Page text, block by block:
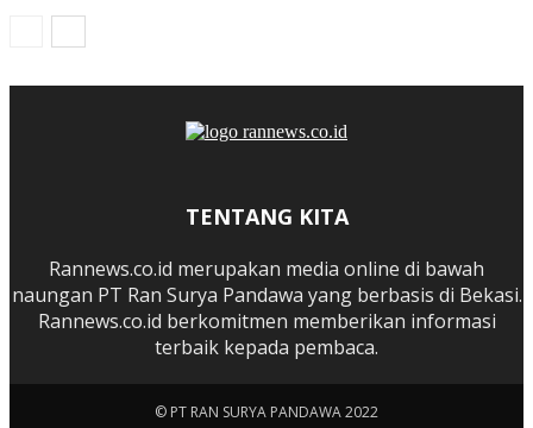
TENTANG KITA
Rannews.co.id merupakan media online di bawah
naungan PT Ran Surya Pandawa yang berbasis di Bekasi.
Rannews.co.id berkomitmen memberikan informasi
terbaik kepada pembaca.
© PT RAN SURYA PANDAWA 2022